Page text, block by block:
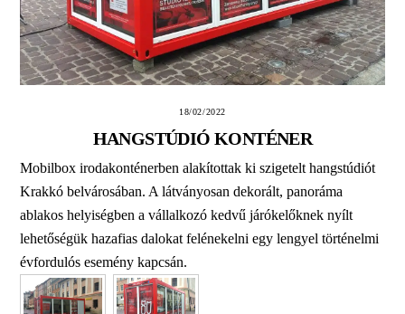
18/02/2022
HANGSTÚDIÓ KONTÉNER
Mobilbox irodakonténerben alakítottak ki szigetelt hangstúdiót
Krakkó belvárosában. A látványosan dekorált, panoráma
ablakos helyiségben a vállalkozó kedvű járókelőknek nyílt
lehetőségük hazafias dalokat felénekelni egy lengyel történelmi
évfordulós esemény kapcsán.